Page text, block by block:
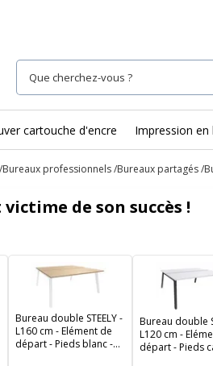
cartouche d'encre Impression en
Bureaux professionnels Bureaux partagés
de son succès !
Bureau double STEELY -
L160 cm - Elément de
départ - Pieds blanc -
Bureau double
L120 cm -
départ - Pieds